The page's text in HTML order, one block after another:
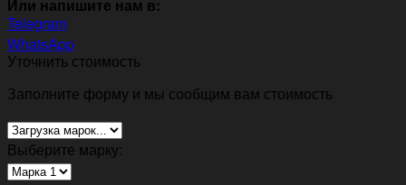
Или напишите нам в:
Telegram
WhatsApp
Уточнить стоимость
Заполните форму и мы сообщим вам стоимость
Выберите марку: